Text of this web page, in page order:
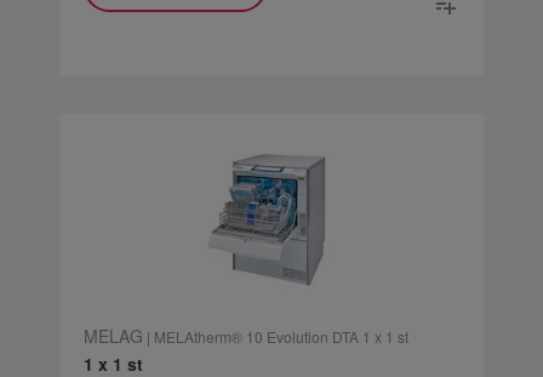
MELAG | MELAtherm® 10 Evolution DTA 1 x 1 st
1 x 1 st